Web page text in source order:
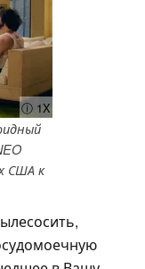
ⓘ 1X
США к